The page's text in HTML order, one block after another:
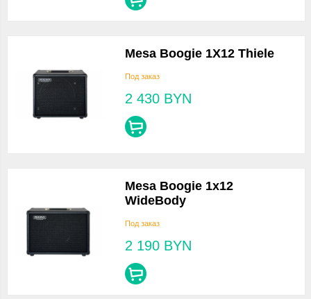
Mesa Boogie 1X12 Thiele
Под заказ
2 430 BYN
Mesa Boogie 1x12
WideBody
Под заказ
2 190 BYN